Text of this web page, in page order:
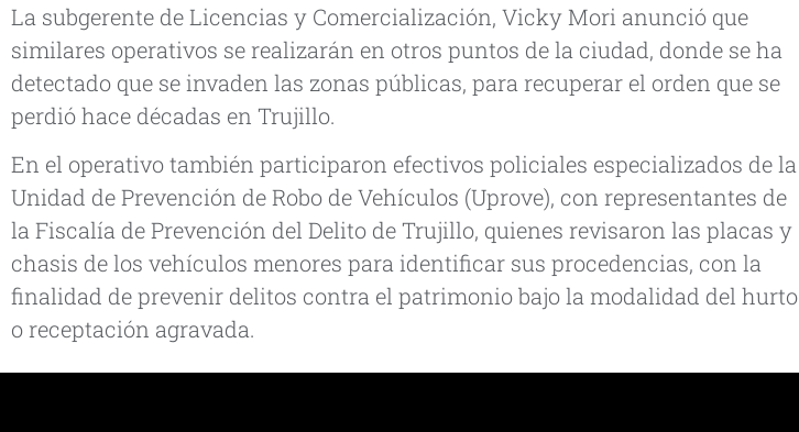
La subgerente de Licencias y Comercialización, Vicky Mori anunció que
similares operativos se realizarán en otros puntos de la ciudad, donde se ha
detectado que se invaden las zonas públicas, para recuperar el orden que se
perdió hace décadas en Trujillo.
En el operativo también participaron efectivos policiales especializados de la
Unidad de Prevención de Robo de Vehículos (Uprove), con representantes de
la Fiscalía de Prevención del Delito de Trujillo, quienes revisaron las placas y
chasis de los vehículos menores para identificar sus procedencias, con la
finalidad de prevenir delitos contra el patrimonio bajo la modalidad del hurto
o receptación agravada.